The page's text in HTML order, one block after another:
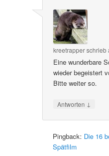
kreetrapperschrieb
Eine wunderbare
wieder begeistert
Bitte weiter so.
Antworten ↓
Pingback: Die 16
Spätfilm